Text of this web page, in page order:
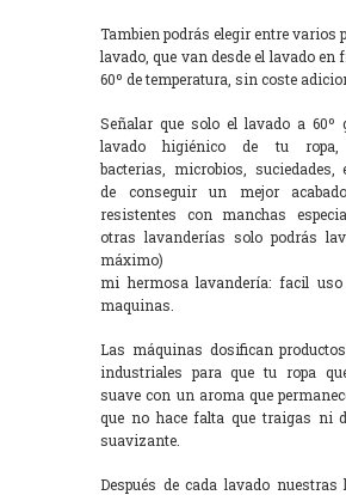
Tambien podrás elegir entre varios
lavado, que van desde el lavado en
60º de temperatura, sin coste
Señalar que solo el lavado a 60º
lavado higiénico de tu ropa,
bacterias, microbios, suciedades,
de conseguir un mejor
resistentes con manchas
otras lavanderías solo podrás
máximo)
mi hermosa lavandería: facil
maquinas.
Las máquinas dosifican
industriales para que tu ropa
suave con un aroma que
que no hace falta que traigas ni
suavizante.
Después de cada lavado nuestras